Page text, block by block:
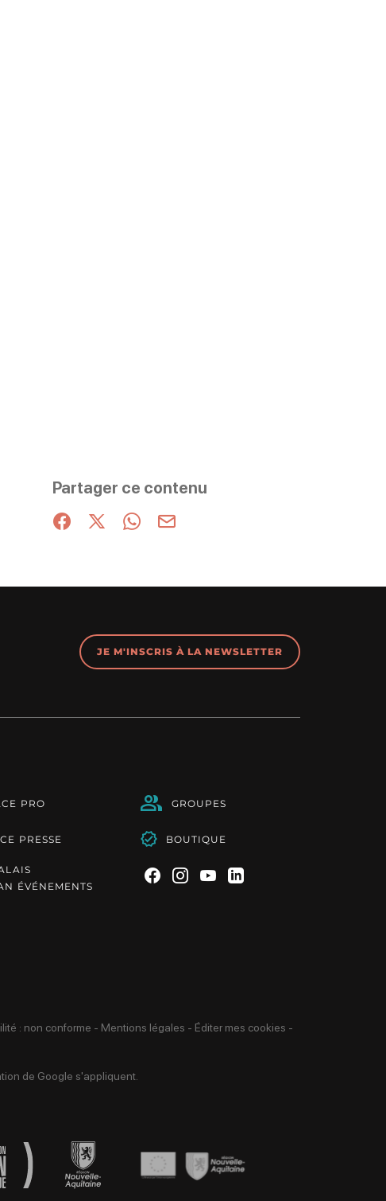
Partager ce contenu
Partager sur Facebook (nouvelle fenêtre)
Partager sur X / Twitter (nouvelle fenêtre)
Partager sur WhatsApp
Partager par mail
JE M'INSCRIS À LA NEWSLETTER
PRO
PRESSE
ÉVÉNEMENTS
GROUPES
BOUTIQUE
Suivez-nous sur Facebook
Suivez-nous sur
Suivez-nous sur
: non conforme - Mentions légales - Éditer mes cookies -
de Google s'appliquent.